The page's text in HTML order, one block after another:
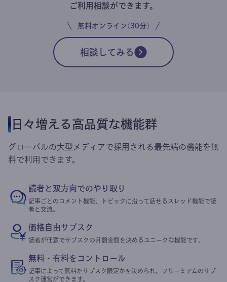
ご利用相談ができます。
無料オンライン(30分)
相談してみる
日々増える高品質な機能群
グローバルの大型メディアで採用される最先端の機能を無
料で利用できます。
読者と双方向でのやり取り
記事ごとのコメント機能、トピックに沿って話せるスレッド機能で読
者と交流。
価格自由サブスク
読者が任意でサブスクの月額金額を決めるユニークな機能です。
無料・有料をコントロール
記事によって無料かサブスク限定かを決められ、フリーミアムのサブ
スク運営ができます。